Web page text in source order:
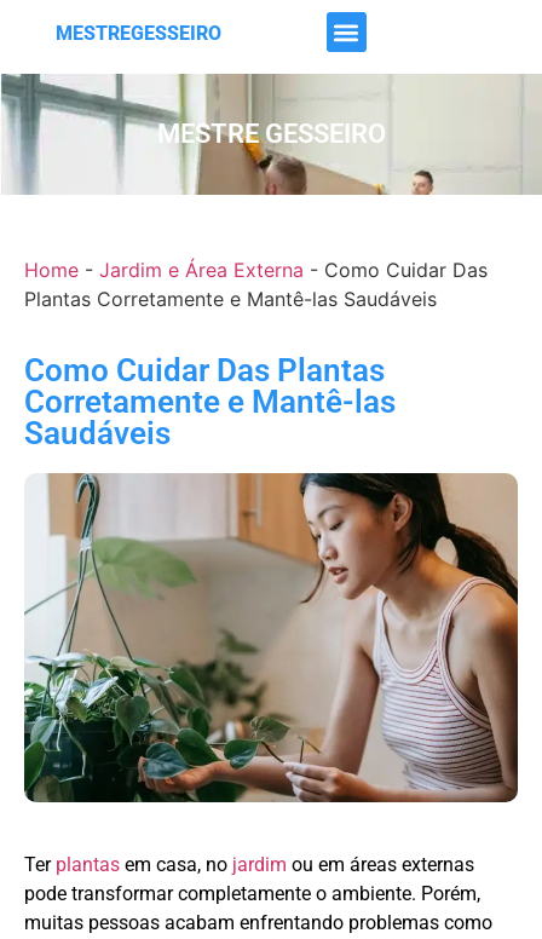
MESTREGESSEIRO
MESTRE GESSEIRO
Home - Jardim e Área Externa - Como Cuidar Das
Plantas Corretamente e Mantê-las Saudáveis
Como Cuidar Das Plantas
Corretamente e Mantê-las
Saudáveis
Ter plantas em casa, no jardim ou em áreas externas
pode transformar completamente o ambiente. Porém,
muitas pessoas acabam enfrentando problemas como